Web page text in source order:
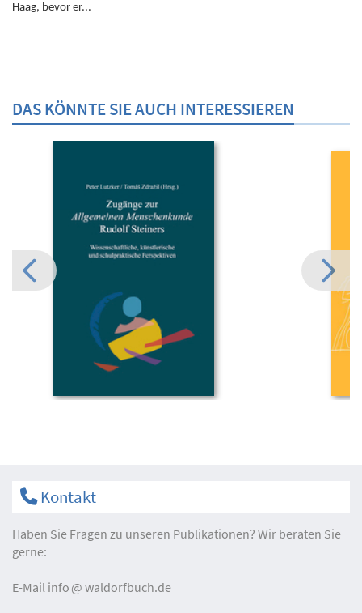
Haag, bevor er...
DAS KÖNNTE SIE AUCH INTERESSIEREN
Kontakt
Haben Sie Fragen zu unseren Publikationen? Wir beraten Sie
gerne:
E-Mail info waldorfbuch.de